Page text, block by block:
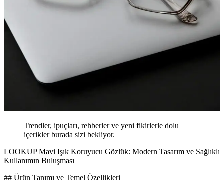
Trendler, ipuçları, rehberler ve yeni fikirlerle dolu
içerikler burada sizi bekliyor.
LOOKUP Mavi Işık Koruyucu Gözlük: Modern Tasarım ve Sağlıklı
Kullanımın Buluşması
## Ürün Tanımı ve Temel Özellikleri